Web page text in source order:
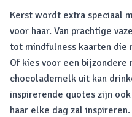
Kerst wordt extra speciaal
voor haar. Van prachtige
tot mindfulness kaarten die
Of kies voor een bijzondere
chocolademelk uit kan
inspirerende quotes zijn
haar elke dag zal inspireren.